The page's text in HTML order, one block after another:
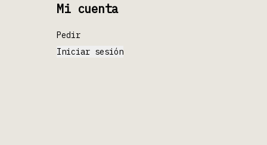
Mi cuenta
Pedir
Iniciar sesión